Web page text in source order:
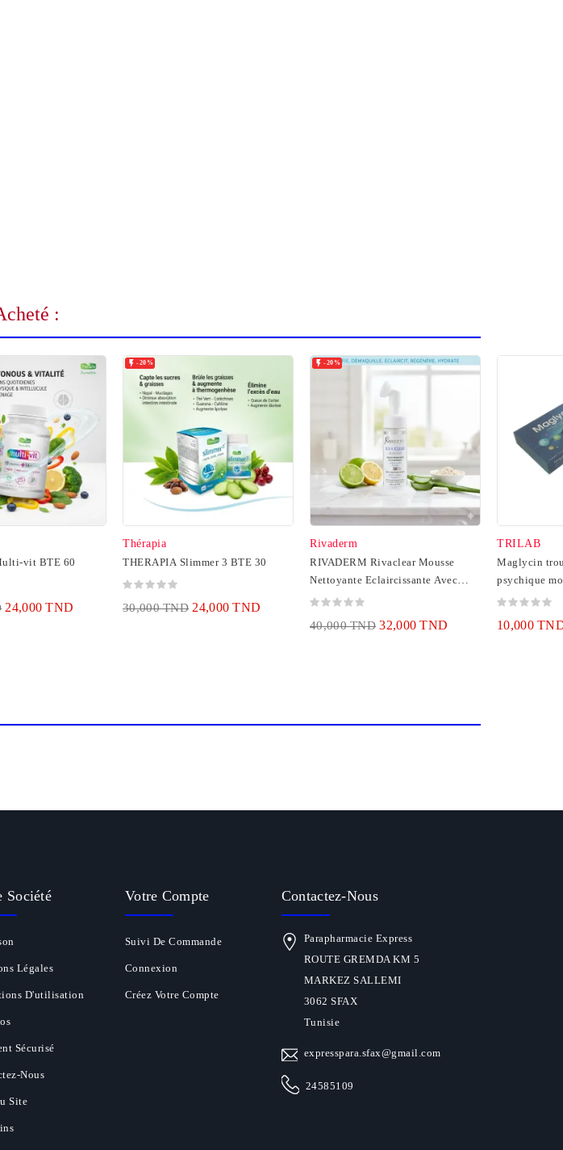
:
vit BTE 60
24,000 TND
 -20%
Thérapia
THERAPIA Slimmer 3 BTE 30
30,000 TND 24,000 TND
 -20%
Rivaderm
RIVADERM Rivaclear Mousse
Nettoyante Eclaircissante Avec
Brosse - 200 Ml
40,000 TND 32,000 TND
TRILAB
Maglycin
psychique
gélules
10,000
Société
Légales
D'utilisation
Sécurisé
Nous
Site
Votre Compte
Suivi De Commande
Connexion
Créez Votre Compte
Contactez-Nous
Parapharmacie Express
ROUTE GREMDA KM 5
MARKEZ SALLEMI
3062 SFAX
Tunisie
expresspara.sfax@gmail.com
24585109